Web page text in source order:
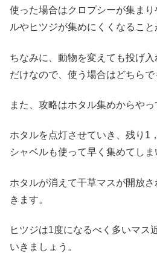
使った場合はクロプシーが集ま
ルやヒツジが集めにくくなること
ちなみに、動物を変えても投げ
だけなので、使う場合はどちらで
また、攻略はホタル集めからやっ
ホタルを点灯させていき、残り1
シャベルも使って早く集めてしま
ホタルが消えて干草マスが開放
きます。
ヒツジは1度になるべく多いマス
いきましょう。